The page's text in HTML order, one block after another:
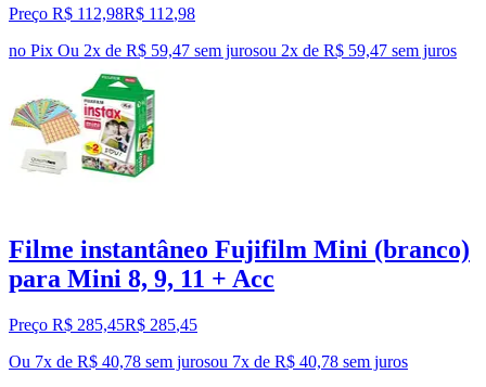
Preço R$ 112,98R$ 112,98
no Pix Ou 2x de R$ 59,47 sem jurosou 2x de R$ 59,47 sem juros
Filme instantâneo Fujifilm Mini (branco)
para Mini 8, 9, 11 + Acc
Preço R$ 285,45R$ 285,45
Ou 7x de R$ 40,78 sem jurosou 7x de R$ 40,78 sem juros